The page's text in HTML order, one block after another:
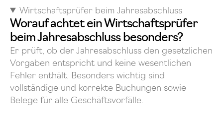
Wirtschaftsprüfer beim Jahresabschluss
Worauf achtet ein Wirtschaftsprüfer
beim Jahresabschluss besonders?
Er prüft, ob der Jahresabschluss den gesetzlichen
Vorgaben entspricht und keine wesentlichen
Fehler enthält. Besonders wichtig sind
vollständige und korrekte Buchungen sowie
Belege für alle Geschäftsvorfälle.